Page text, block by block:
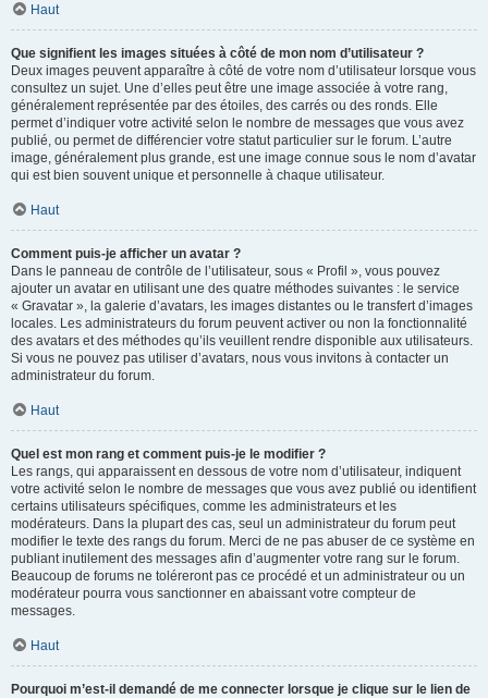
Haut
Que signifient les images situées à côté de mon nom d’utilisateur ?
Deux images peuvent apparaître à côté de votre nom d’utilisateur lorsque vous
consultez un sujet. Une d’elles peut être une image associée à votre rang,
généralement représentée par des étoiles, des carrés ou des ronds. Elle
permet d’indiquer votre activité selon le nombre de messages que vous avez
publié, ou permet de différencier votre statut particulier sur le forum. L’autre
image, généralement plus grande, est une image connue sous le nom d’avatar
qui est bien souvent unique et personnelle à chaque utilisateur.
Haut
Comment puis-je afficher un avatar ?
Dans le panneau de contrôle de l’utilisateur, sous « Profil », vous pouvez
ajouter un avatar en utilisant une des quatre méthodes suivantes : le service
« Gravatar », la galerie d’avatars, les images distantes ou le transfert d’images
locales. Les administrateurs du forum peuvent activer ou non la fonctionnalité
des avatars et des méthodes qu’ils veuillent rendre disponible aux utilisateurs.
Si vous ne pouvez pas utiliser d’avatars, nous vous invitons à contacter un
administrateur du forum.
Haut
Quel est mon rang et comment puis-je le modifier ?
Les rangs, qui apparaissent en dessous de votre nom d’utilisateur, indiquent
votre activité selon le nombre de messages que vous avez publié ou identifient
certains utilisateurs spécifiques, comme les administrateurs et les
modérateurs. Dans la plupart des cas, seul un administrateur du forum peut
modifier le texte des rangs du forum. Merci de ne pas abuser de ce système en
publiant inutilement des messages afin d’augmenter votre rang sur le forum.
Beaucoup de forums ne toléreront pas ce procédé et un administrateur ou un
modérateur pourra vous sanctionner en abaissant votre compteur de
messages.
Haut
Pourquoi m’est-il demandé de me connecter lorsque je clique sur le lien de